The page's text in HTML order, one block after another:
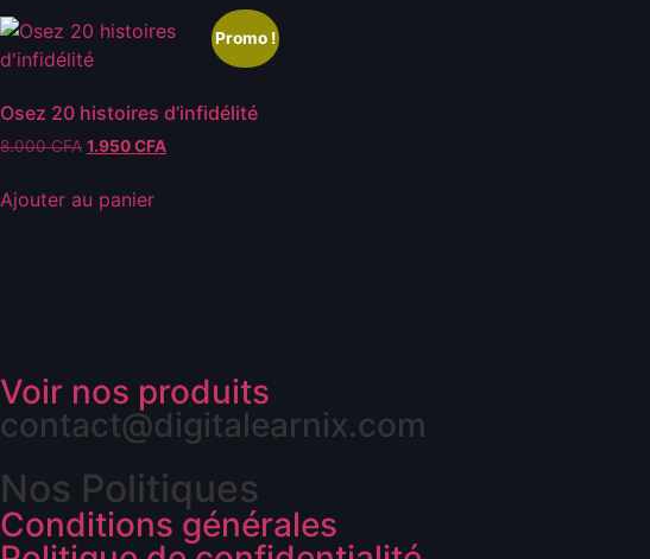
Promo !
Osez 20 histoires d’infidélité
8.000CFA 1.950CFA
Ajouter au panier
Voir nos produits
contact@digitalearnix.com
Nos Politiques
Conditions générales